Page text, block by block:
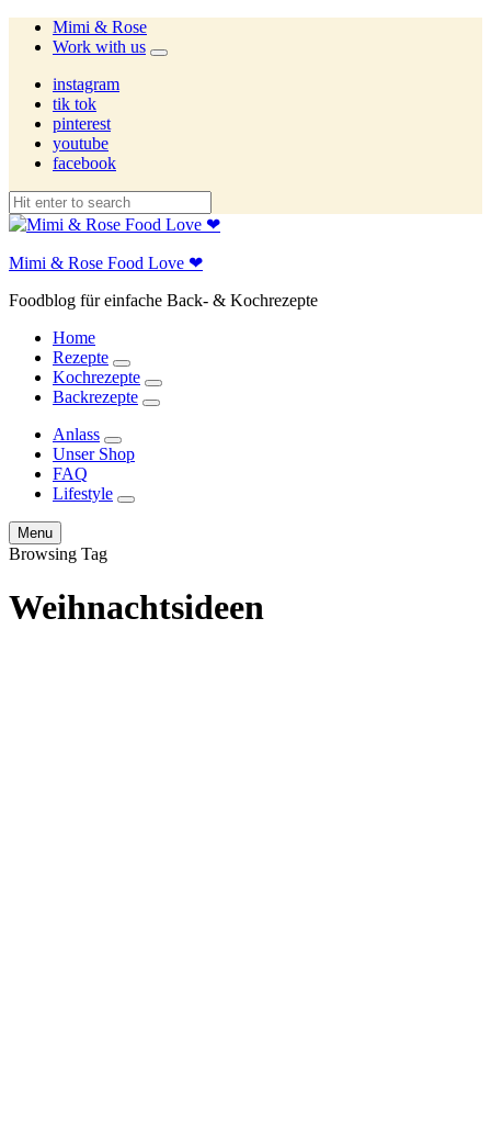
Mimi & Rose
Work with us
expand
instagram
tik tok
pinterest
youtube
facebook
Mimi & Rose Food Love ❤
Foodblog für einfache Back- & Kochrezepte
Home
Rezepte
expand
child
menu
Kochrezepte
expand
child
Backrezepte
expand
Anlass
expand
child
Unser Shop
FAQ
Lifestyle
expand
Search
Menu
Browsing Tag
Weihnachtsideen